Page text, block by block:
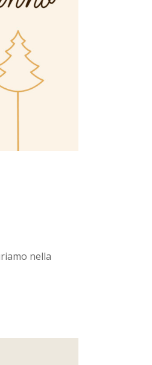
nella